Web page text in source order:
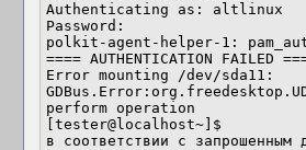
Authenticating as: altlinux
Password:
polkit-agent-helper-1:
==== AUTHENTICATION FAILED
Error mounting /dev/sda11:
[tester@localhost~]$
в соответствии с запрошенным